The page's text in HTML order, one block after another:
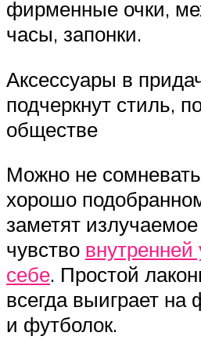
фирменные очки,
часы, запонки.
Аксессуары в
подчеркнут стиль,
обществе
Можно не
хорошо
заметят
чувство внутренней
себе. Простой
всегда выиграет на
и футболок.